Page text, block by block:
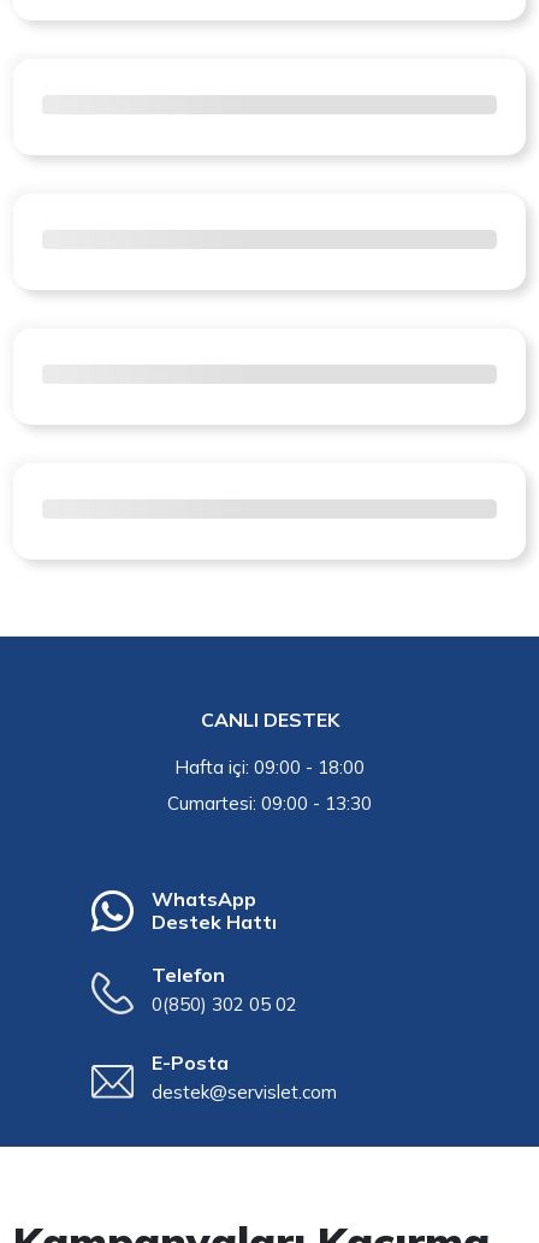
CANLI DESTEK
Hafta içi: 09:00 - 18:00
Cumartesi: 09:00 - 13:30
WhatsApp
Destek Hattı
Telefon
0(850) 302 05 02
E-Posta
destek@servislet.com